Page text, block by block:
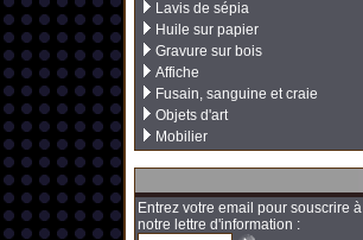
Lavis de sépia
Huile sur papier
Gravure sur bois
Affiche
Fusain, sanguine et craie
Objets d'art
Mobilier
Entrez votre email pour souscrire à
notre lettre d'information :